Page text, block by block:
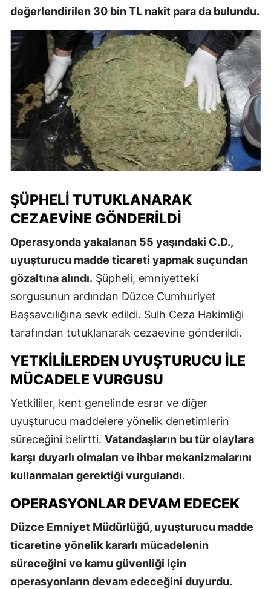
değerlendirilen 30 bin TL nakit para da bulundu.
ŞÜPHELI TUTUKLANARAK
CEZAEVINE GÖNDERILDI
Operasyonda yakalanan 55 yaşındaki C.D.,
uyuşturucu madde ticareti yapmak suçundan
gözaltına alındı. Şüpheli, emniyetteki
sorgusunun ardından Düzce Cumhuriyet
Başsavcılığına sevk edildi. Sulh Ceza Hakimliği
tarafından tutuklanarak cezaevine gönderildi.
YETKILILERDEN UYUŞTURUCU ILE
MÜCADELE VURGUSU
Yetkililer, kent genelinde esrar ve diğer
uyuşturucu maddelere yönelik denetimlerin
süreceğini belirtti. Vatandaşların bu tür olaylara
karşı duyarlı olmaları ve ihbar mekanizmalarını
kullanmaları gerektiği vurgulandı.
OPERASYONLAR DEVAM EDECEK
Düzce Emniyet Müdürlüğü, uyuşturucu madde
ticaretine yönelik kararlı mücadelenin
süreceğini ve kamu güvenliği için
operasyonların devam edeceğini duyurdu.